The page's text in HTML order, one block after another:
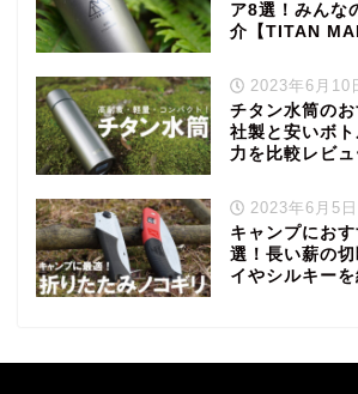
ア8選！みんな
介【TITAN
2023年6月10
チタン水筒の
社製と安いボ
力を比較レビュ
2023年6月5日
キャンプにお
選！長い薪の
イやシルキーを